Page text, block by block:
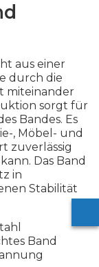
aus einer
durch die
miteinander
sorgt für
Bandes. Es
, Möbel- und
zuverlässig
Das Band
in
Stabilität
Band